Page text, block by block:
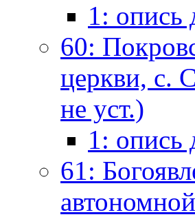
1: опись
60:
церкви, с.
не уст.)
1: опись
61: